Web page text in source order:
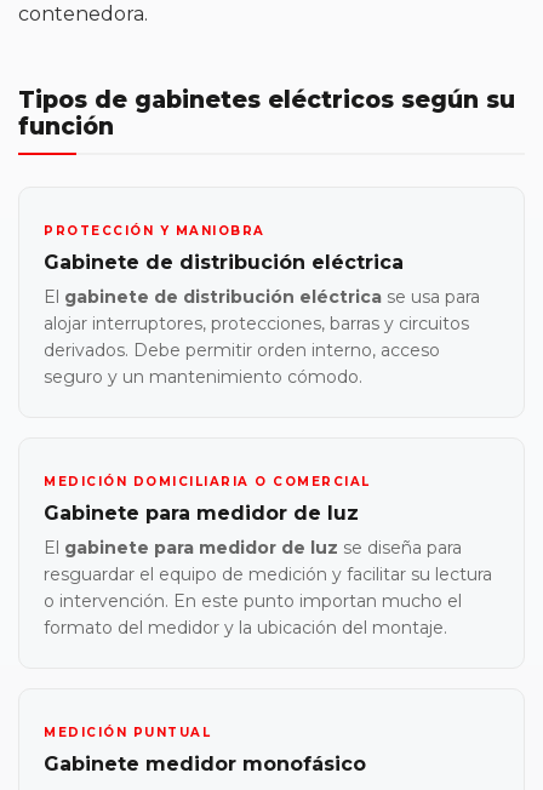
contenedora.
Tipos de gabinetes eléctricos según su
función
PROTECCIÓN Y MANIOBRA
Gabinete de distribución eléctrica
El gabinete de distribución eléctrica se usa para
alojar interruptores, protecciones, barras y circuitos
derivados. Debe permitir orden interno, acceso
seguro y un mantenimiento cómodo.
MEDICIÓN DOMICILIARIA O COMERCIAL
Gabinete para medidor de luz
El gabinete para medidor de luz se diseña para
resguardar el equipo de medición y facilitar su lectura
o intervención. En este punto importan mucho el
formato del medidor y la ubicación del montaje.
MEDICIÓN PUNTUAL
Gabinete medidor monofásico